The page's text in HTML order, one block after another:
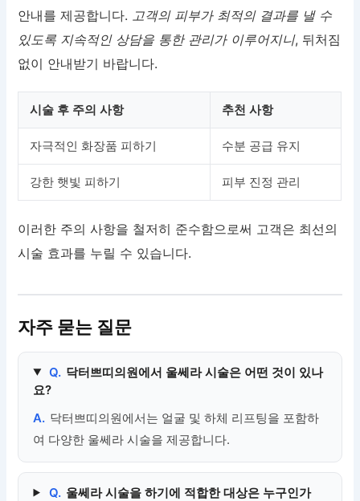
안내를 제공합니다. 고객의 피부가 최적의 결과를 낼 수
있도록 지속적인 상담을 통한 관리가 이루어지니, 뒤처짐
없이 안내받기 바랍니다.
시술 후 주의 사항 추천 사항
자극적인 화장품 피하기 수분 공급 유지
강한 햇빛 피하기 피부 진정 관리
이러한 주의 사항을 철저히 준수함으로써 고객은 최선의
시술 효과를 누릴 수 있습니다.
자주 묻는 질문
Q. 닥터쁘띠의원에서 울쎄라 시술은 어떤 것이 있나
요?
A. 닥터쁘띠의원에서는 얼굴 및 하체 리프팅을 포함하
여 다양한 울쎄라 시술을 제공합니다.
Q. 울쎄라 시술을 하기에 적합한 대상은 누구인가